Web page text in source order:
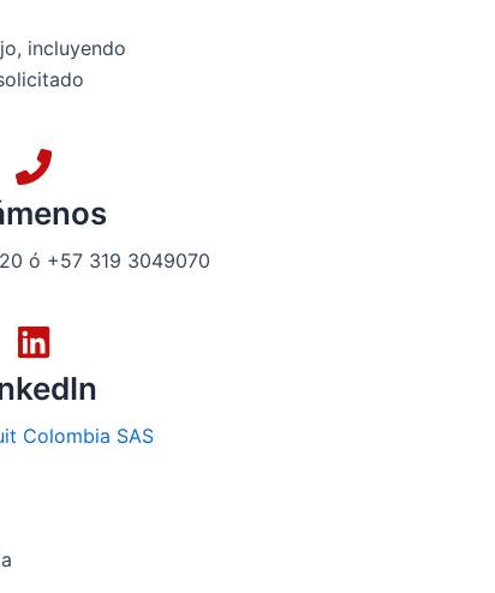
incluyendo
ó +57 319 3049070
Colombia SAS